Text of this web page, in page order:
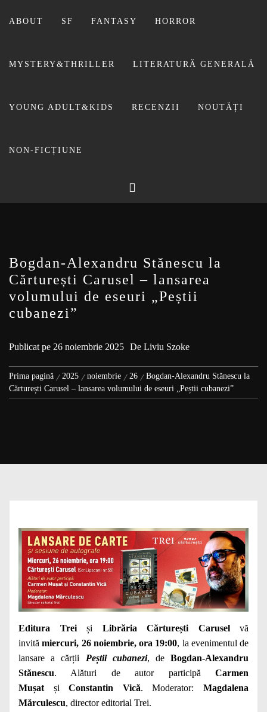
ABOUT SF FANTASY HORROR
MYSTERY&THRILLER LITERATURĂ GENERALĂ
YOUNG ADULT&KIDS RECENZII NOUTĂȚI
NON-FICȚIUNE
LIVIU
Bogdan-Alexandru Stănescu la
Cărturești Carusel – lansarea
volumului de eseuri „Peștii
cubanezi”
Publicat pe 26 noiembrie 2025 De Liviu Szoke
Prima pagină 2025 noiembrie 26
Bogdan-Alexandru Stănescu la
Cărturești Carusel – lansarea volumului de eseuri „Peștii cubanezi”
Editura Trei și Librăria Cărturești Carusel vă
invitămiercuri, 26 noiembrie, ora 19:00, la evenimentul de
lansare a cărții Peștii cubanezi, deBogdan-Alexandru
Stănescu. Alături de autor participăCarmen
MușatșiConstantin Vică. Moderator:Magdalena
Mărculescu, director editorial Trei.